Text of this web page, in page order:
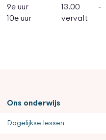
Ons onderwijs
Dagelijkse lessen
9e uur
13.00 -
10e uur
vervalt